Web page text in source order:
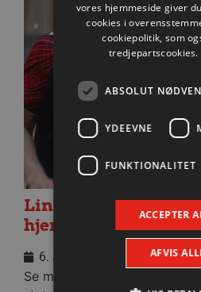
Lindskog glæder sig
hjemmekamp
6. august 2026
Se med når nytilkomne
vores hjemmeside giver
cookies i
cookiepolitik, som
tredjepartscookies.
ABSOLUT
YDEEVNE
FUNKTIONALITET
ACCEPTER
AFVIS